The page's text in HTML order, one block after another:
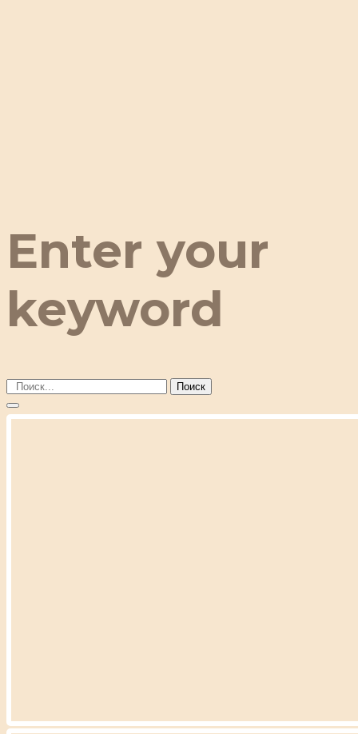
Enter your
keyword
Поиск